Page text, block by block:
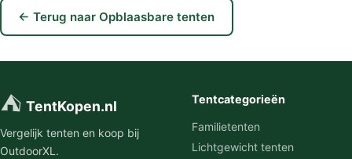
← Terug naar Opblaasbare tenten
⛺ TentKopen.nl
Vergelijk tenten en koop bij
OutdoorXL.
Tentcategorieën
Familietenten
Lichtgewicht tenten